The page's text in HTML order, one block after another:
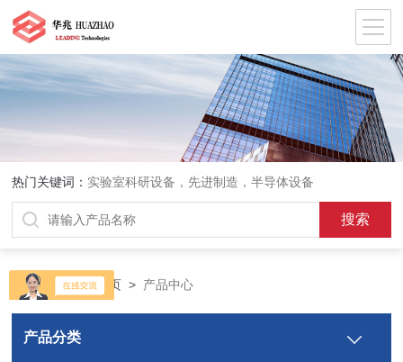
热门关键词： 实验室科研设备，先进制造，半导体设备
当前位置：首页 > 产品中心
产品分类